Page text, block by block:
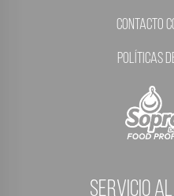
Contacto
Políticas
servicio al